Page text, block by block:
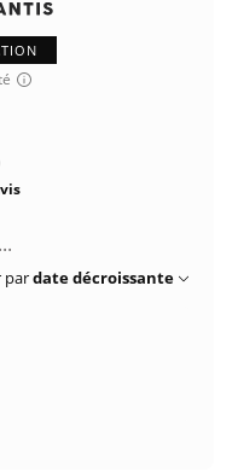
pardate décroissante